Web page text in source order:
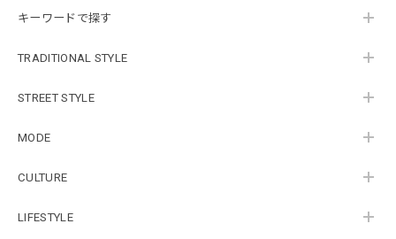
キーワードで探す
TRADITIONAL STYLE
STREET STYLE
MODE
CULTURE
LIFESTYLE